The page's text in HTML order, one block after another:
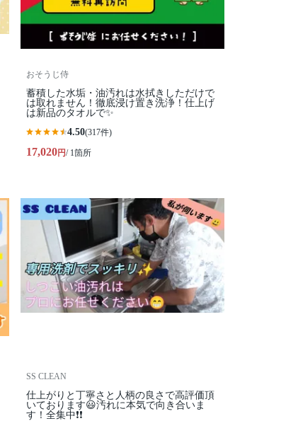
おそうじ侍
蓄積した水垢・油汚れは水拭きしただけで
は取れません！徹底浸け置き洗浄！仕上げ
は新品のタオルで✨
4.50(317件)
17,020円/ 1箇所
SS CLEAN
仕上がりと丁寧さと人柄の良さで高評価頂
いております😃汚れに本気で向き合いま
す！全集中❗️❗️